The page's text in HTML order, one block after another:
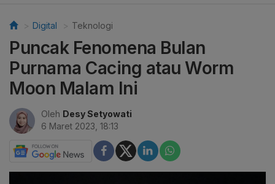
Digital Teknologi
Puncak Fenomena Bulan
Purnama Cacing atau Worm
Moon Malam Ini
Oleh Desy Setyowati
6 Maret 2023, 18:13